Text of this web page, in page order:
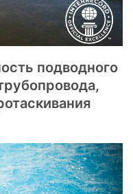
подводного